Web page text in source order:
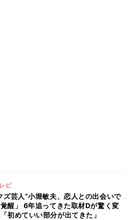
ビ
ズ芸人”小堀敏夫、恋人との出会いで
覚醒」 6年追ってきた取材Dが驚く変
初めていい部分が出てきた」